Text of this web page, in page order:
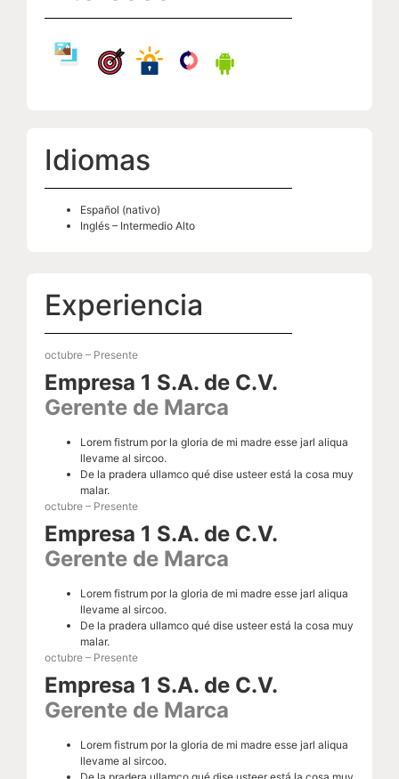
Idiomas
Español (nativo)
Inglés – Intermedio Alto
Experiencia
octubre – Presente
Empresa 1 S.A. de C.V.
Gerente de Marca
Lorem fistrum por la gloria de mi madre esse jarl aliqua
llevame al sircoo.
De la pradera ullamco qué dise usteer está la cosa muy
malar.
octubre – Presente
Empresa 1 S.A. de C.V.
Gerente de Marca
Lorem fistrum por la gloria de mi madre esse jarl aliqua
llevame al sircoo.
De la pradera ullamco qué dise usteer está la cosa muy
malar.
octubre – Presente
Empresa 1 S.A. de C.V.
Gerente de Marca
Lorem fistrum por la gloria de mi madre esse jarl aliqua
llevame al sircoo.